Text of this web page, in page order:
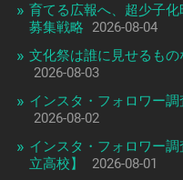
育てる広報へ、超少子
募集戦略
2026-08-04
文化祭は誰に見せるも
2026-08-03
インスタ・フォロワー調
2026-08-02
インスタ・フォロワー
立高校】
2026-08-01